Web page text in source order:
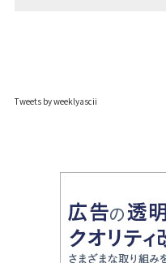
Tweets by weeklyascii